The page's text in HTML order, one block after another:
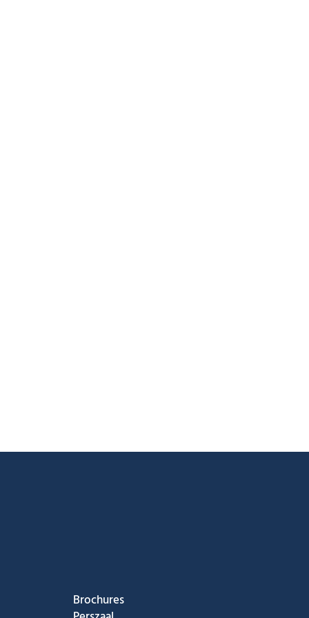
Youtube
ons op Tiktok
Brochures